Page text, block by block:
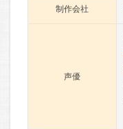
制作会社
声優